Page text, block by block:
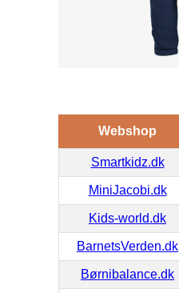
Webshop
Smartkidz.dk
MiniJacobi.dk
Kids-world.dk
BarnetsVerden.dk
Børnibalance.dk